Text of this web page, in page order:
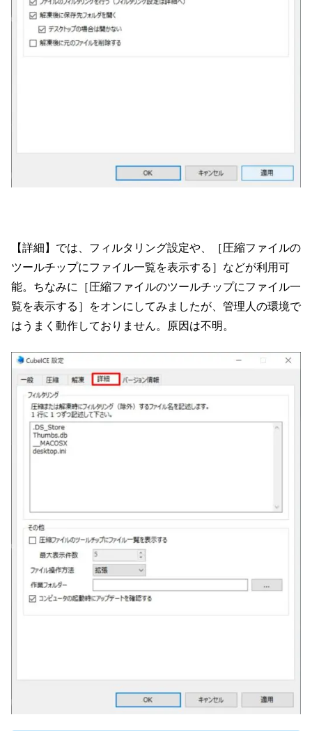
【詳細】では、フィルタリング設定や、［圧縮ファイルの
ツールチップにファイル一覧を表示する］などが利用可
能。ちなみに［圧縮ファイルのツールチップにファイル一
覧を表示する］をオンにしてみましたが、管理人の環境で
はうまく動作しておりません。原因は不明。